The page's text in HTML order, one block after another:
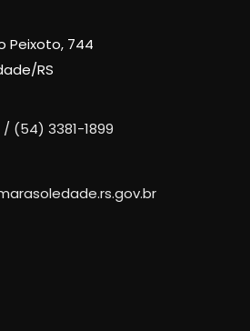
Peixoto, 744
RS
/ (54) 3381-1899